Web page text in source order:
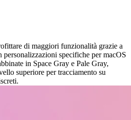
di maggiori funzionalità grazie a
personalizzazioni specifiche per macOS
in Space Gray e Pale Gray,
superiore per tracciamento su